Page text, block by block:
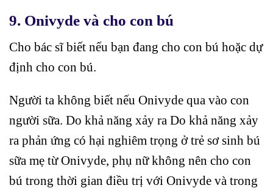
9. Onivyde và cho con bú
Cho bác sĩ biết nếu bạn đang cho con bú hoặc dự
định cho con bú.
Người ta không biết nếu Onivyde qua vào con
người sữa. Do khả năng xảy ra Do khả năng xảy
ra phản ứng có hại nghiêm trọng ở trẻ sơ sinh bú
sữa mẹ từ Onivyde, phụ nữ không nên cho con
bú trong thời gian điều trị với Onivyde và trong